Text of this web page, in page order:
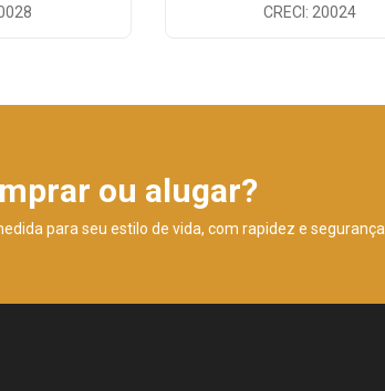
CRECI: 20024
ou alugar?
para seu estilo de vida, com rapidez e segurança.